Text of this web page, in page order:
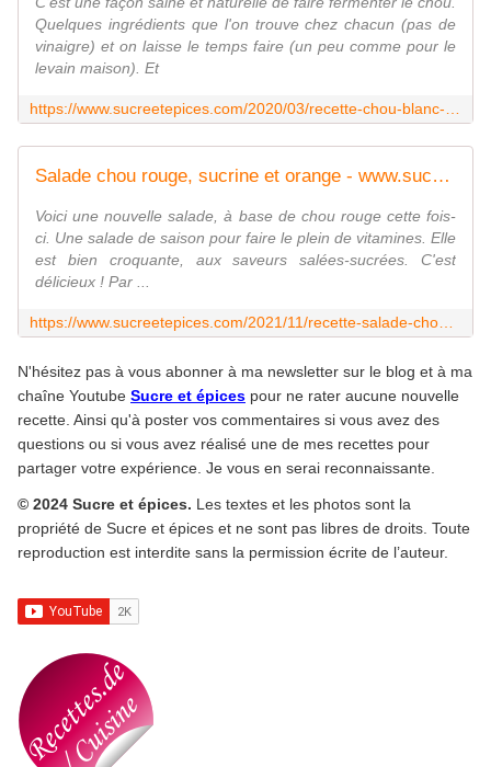
Quelques ingrédients que l'on trouve chez chacun (pas de
vinaigre) et on laisse le temps faire (un peu comme pour le
levain maison). Et
Salade chou rouge, sucrine et orange - www.sucreetepices.com
Voici une nouvelle salade, à base de chou rouge cette fois-
ci. Une salade de saison pour faire le plein de vitamines. Elle
est bien croquante, aux saveurs salées-sucrées. C'est
délicieux ! Par ...
N'hésitez pas à vous abonner à ma newsletter sur le blog et à ma
chaîne Youtube Sucre et épices pour ne rater aucune nouvelle
recette. Ainsi qu'à poster vos commentaires si vous avez des
questions ou si vous avez réalisé une de mes recettes pour
partager votre expérience. Je vous en serai reconnaissante.
© 2024 Sucre et épices. Les textes et les photos sont la
propriété de Sucre et épices et ne sont pas libres de droits. Toute
reproduction est interdite sans la permission écrite de l’auteur.